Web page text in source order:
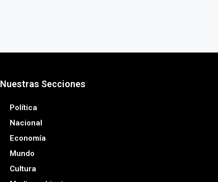
Nuestras Secciones
Política
Nacional
Economía
Mundo
Cultura